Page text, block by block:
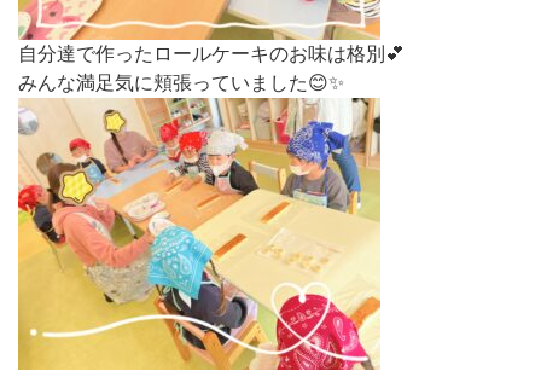
自分達で作ったロールケーキのお味は格別💕
みんな満足気に頬張っていました😊✨